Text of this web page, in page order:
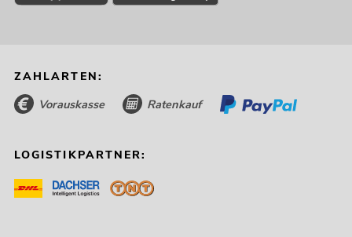
EUROLITE LED KLS Laser Bar PRO FX-
ZAHLARTEN:
Vorauskasse Ratenkauf
LOGISTIKPARTNER: